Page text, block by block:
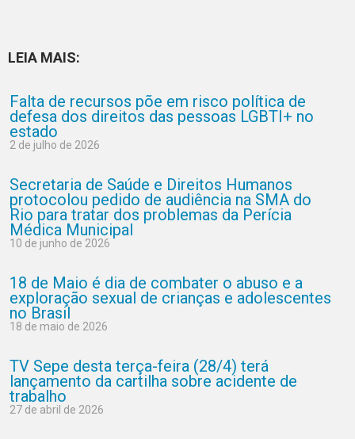
LEIA MAIS:
Falta de recursos põe em risco política de
defesa dos direitos das pessoas LGBTI+ no
estado
2 de julho de 2026
Secretaria de Saúde e Direitos Humanos
protocolou pedido de audiência na SMA do
Rio para tratar dos problemas da Perícia
Médica Municipal
10 de junho de 2026
18 de Maio é dia de combater o abuso e a
exploração sexual de crianças e adolescentes
no Brasil
18 de maio de 2026
TV Sepe desta terça-feira (28/4) terá
lançamento da cartilha sobre acidente de
trabalho
27 de abril de 2026